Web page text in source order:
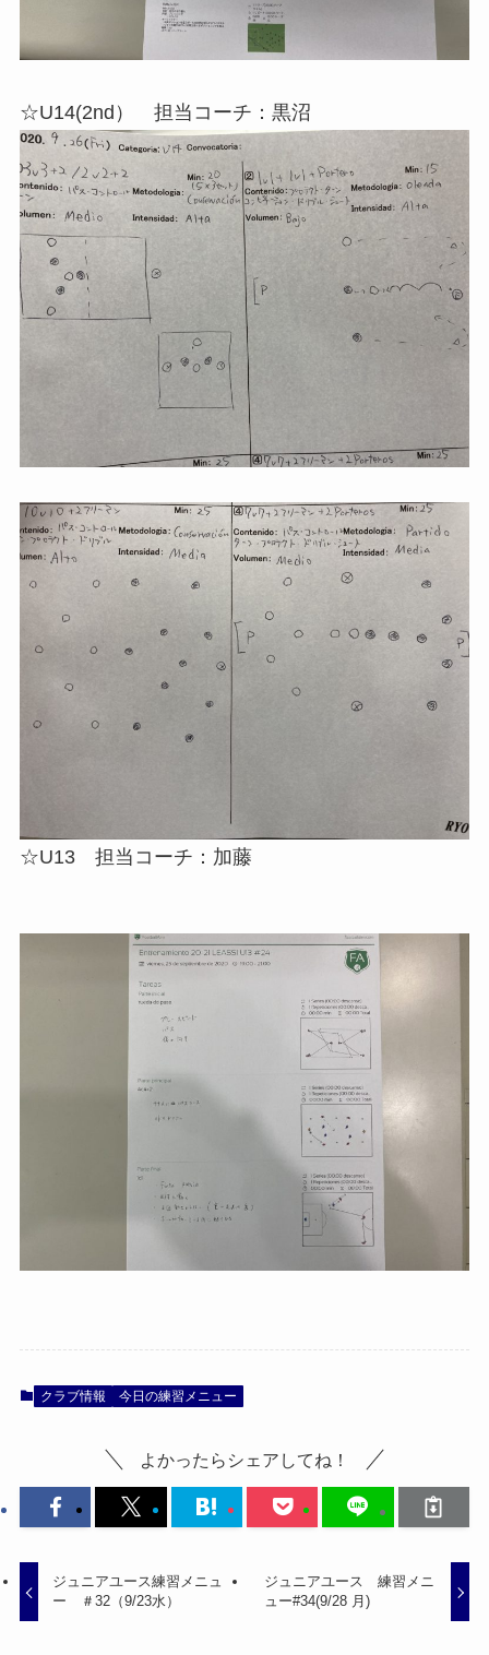
☆U14(2nd） 担当コーチ：黒沼
☆U13 担当コーチ：加藤
クラブ情報 今日の練習メニュー
よかったらシェアしてね！
ジュニアユース練習メニュ
ー ＃32（9/23水）
ジュニアユース 練習メニ
ュー#34(9/28 月)